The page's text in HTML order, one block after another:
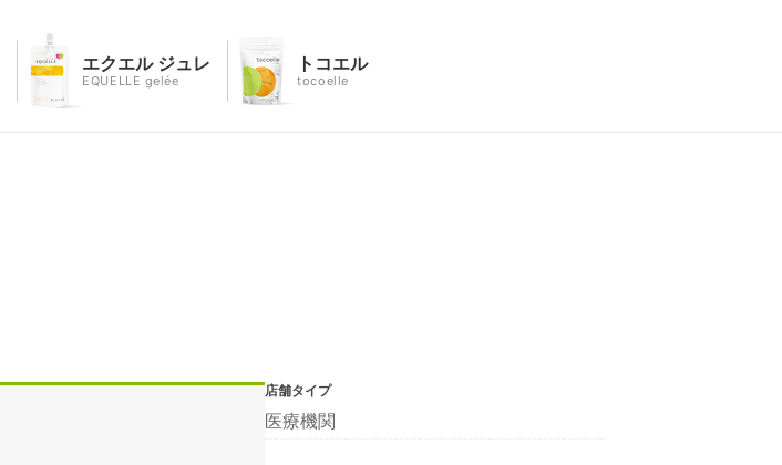
エクエル ジュレ
EQUELLE gelée
トコエル
tocoelle
店舗タイプ
医療機関